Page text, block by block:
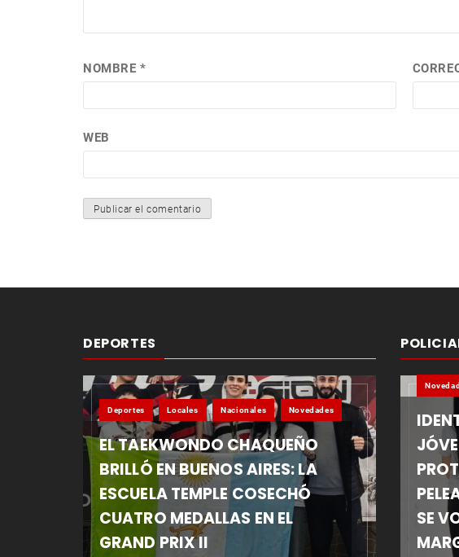
NOMBRE*
WEB
DEPORTES
Deportes Locales Nacionales Novedades
EL TAEKWONDO CHAQUEÑO
BRILLÓ EN BUENOS AIRES: LA
ESCUELA TEMPLE COSECHÓ
CUATRO MEDALLAS EN EL
GRAND PRIX II
SE